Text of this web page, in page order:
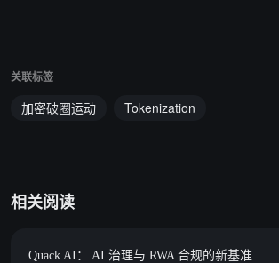
关联标签
加密破圈运动 Tokenization
相关阅读
Quack AI： AI 治理与 RWA 合规的新基准